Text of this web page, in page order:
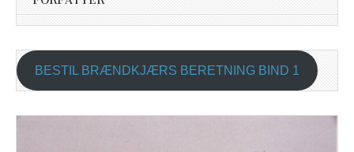
BESTIL BRÆNDKJÆRS BERETNING BIND 1